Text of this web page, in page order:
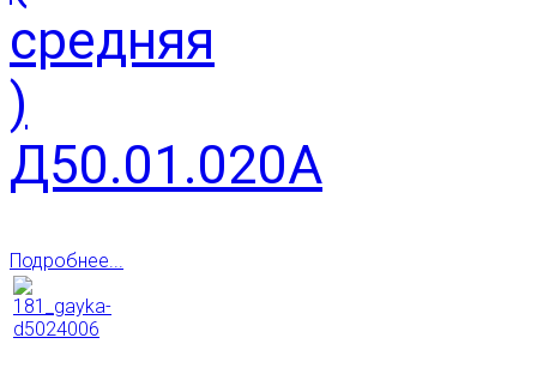
средняя
)
Д50.01.020А
Подробнее...